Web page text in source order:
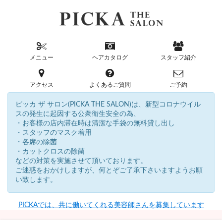
メニュー ヘアカタログ スタッフ紹介
アクセス よくあるご質問 ご予約
ピッカ ザ サロン(PICKA THE SALON)は、新型コロナウイル
スの発生に起因する公衆衛生安全の為、
・お客様の店内滞在時は清潔な手袋の無料貸し出し
・スタッフのマスク着用
・各席の除菌
・カットクロスの除菌
などの対策を実施させて頂いております。
ご迷惑をおかけしますが、何とぞご了承下さいますようお願
い致します。
PICKAでは、共に働いてくれる美容師さんを募集しています